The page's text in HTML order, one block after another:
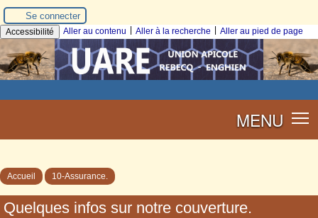
Se connecter
Accessibilité Aller au contenu Aller à la recherche Aller au pied de page
MENU
Accueil 10-Assurance.
Quelques infos sur notre couverture.